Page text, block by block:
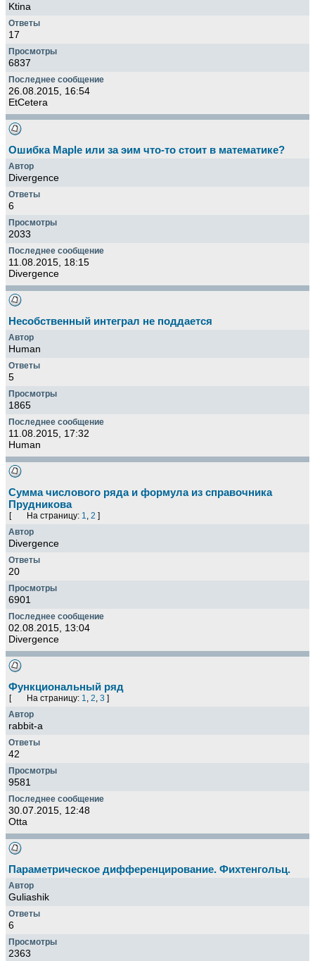
Ktina
17
6837
26.08.2015, 16:54
EtCetera
Ошибка Maple или за эим что-то стоит в математике?
Divergence
6
2033
11.08.2015, 18:15
Divergence
Несобственный интеграл не поддается
Human
5
1865
11.08.2015, 17:32
Human
Сумма числового ряда и формула из справочника
Прудникова
[ На страницу: 1, 2 ]
Divergence
20
6901
02.08.2015, 13:04
Divergence
Функциональный ряд
[ На страницу: 1, 2, 3 ]
rabbit-a
42
9581
30.07.2015, 12:48
Otta
Параметрическое дифференцирование. Фихтенгольц.
Guliashik
6
2363